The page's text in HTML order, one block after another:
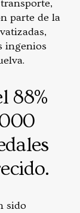
parte de la
ingenios
88%
sido